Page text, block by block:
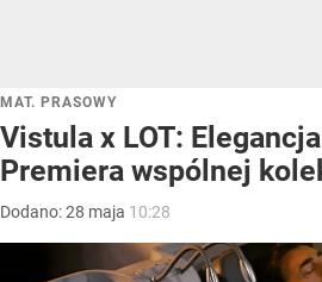
MAT. PRASOWY
Vistula x LOT:
Premiera wspólnej
Dodano:28 maja 10:28